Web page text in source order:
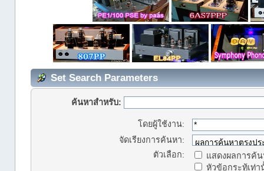
Set Search Parameters
ค้นหาสำหรับ:
โดยผู้ใช้งาน:
จัดเรียงการค้นหา:
ตัวเลือก:
แสดงผลการค้
หัวข้อกระทู้เท่า